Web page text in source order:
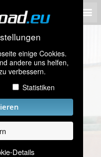
einige Cookies.
andere uns helfen,
verbessern.
Statistiken
Details